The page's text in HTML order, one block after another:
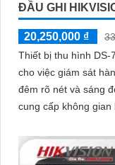
ĐẦU GHI
20,250,000 ₫
Thiết bị thu hình DS-
cho việc giám sát hàng ngày. Với khả năng
đêm rõ nét và sáng
cung cấp không